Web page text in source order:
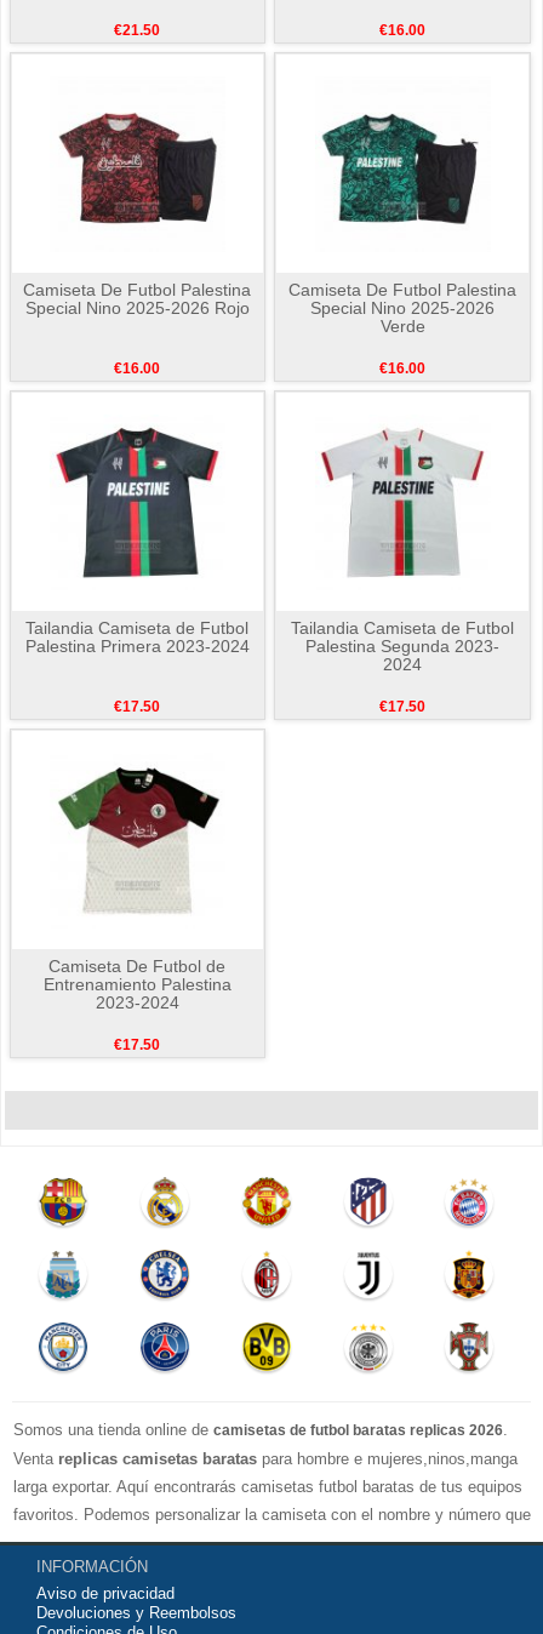
€21.50 €16.00
Camiseta De Futbol Palestina
Special Nino 2025-2026 Rojo
€16.00
Camiseta De Futbol Palestina
Special Nino 2025-2026
Verde
€16.00
Tailandia Camiseta de Futbol
Palestina Primera 2023-2024
€17.50
Tailandia Camiseta de Futbol
Palestina Segunda 2023-
2024
€17.50
Camiseta De Futbol de
Entrenamiento Palestina
2023-2024
€17.50
Somos una tienda online de camisetas de futbol baratas replicas 2026
Venta replicas camisetas baratas para hombre e mujeres,ninos,manga
larga exportar. Aquí encontrarás camisetas futbol baratas de tus equipos
favoritos. Podemos personalizar la camiseta con el nombre y número que
quieras. Nuestrascamisetas de futbol replicasson de máxima calidad
tailandesa por lo que estamos convencidos que quedarás muy satisfecho
con ella. Estas camisetas tienen un tejido transpirable por lo que te
servirán para jugar al fútbol o simplemente para animar a tu equipo
INFORMACIÓN
Aviso de privacidad
Devoluciones y Reembolsos